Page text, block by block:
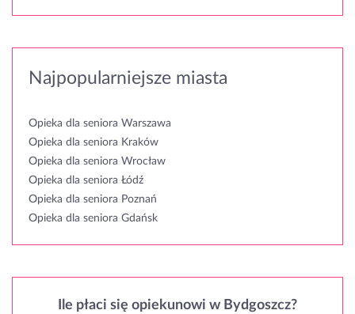
Najpopularniejsze miasta
Opieka dla seniora Warszawa
Opieka dla seniora Kraków
Opieka dla seniora Wrocław
Opieka dla seniora Łódź
Opieka dla seniora Poznań
Opieka dla seniora Gdańsk
Ile płaci się opiekunowi w Bydgoszcz?